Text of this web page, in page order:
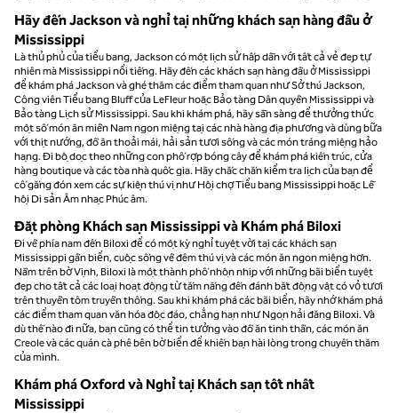
Hãy đến Jackson và nghỉ tại những khách sạn hàng đầu ở
Mississippi
Là thủ phủ của tiểu bang, Jackson có một lịch sử hấp dẫn với tất cả vẻ đẹp tự
nhiên mà Mississippi nổi tiếng. Hãy đến các khách sạn hàng đầu ở Mississippi
để khám phá Jackson và ghé thăm các điểm tham quan như Sở thú Jackson,
Công viên Tiểu bang Bluff của LeFleur hoặc Bảo tàng Dân quyền Mississippi và
Bảo tàng Lịch sử Mississippi. Sau khi khám phá, hãy sẵn sàng để thưởng thức
một số món ăn miền Nam ngon miệng tại các nhà hàng địa phương và dùng bữa
với thịt nướng, đồ ăn thoải mái, hải sản tươi sống và các món tráng miệng hảo
hạng. Đi bộ dọc theo những con phố rợp bóng cây để khám phá kiến trúc, cửa
hàng boutique và các tòa nhà quốc gia. Hãy chắc chắn kiểm tra lịch của bạn để
cố gắng đón xem các sự kiện thú vị như Hội chợ Tiểu bang Mississippi hoặc Lễ
hội Di sản Âm nhạc Phúc âm.
Đặt phòng Khách sạn Mississippi và Khám phá Biloxi
Đi về phía nam đến Biloxi để có một kỳ nghỉ tuyệt vời tại các khách sạn
Mississippi gần biển, cuộc sống về đêm thú vị và các món ăn ngon miệng hơn.
Nằm trên bờ Vịnh, Biloxi là một thành phố nhộn nhịp với những bãi biển tuyệt
đẹp cho tất cả các loại hoạt động từ tắm nắng đến đánh bắt động vật có vỏ tươi
trên thuyền tôm truyền thống. Sau khi khám phá các bãi biển, hãy nhớ khám phá
các điểm tham quan văn hóa độc đáo, chẳng hạn như Ngọn hải đăng Biloxi. Và
dù thế nào đi nữa, bạn cũng có thể tin tưởng vào đồ ăn tinh thần, các món ăn
Creole và các quán cà phê bên bờ biển để khiến bạn hài lòng trong chuyến thăm
của mình.
Khám phá Oxford và Nghỉ tại Khách sạn tốt nhất
Mississippi